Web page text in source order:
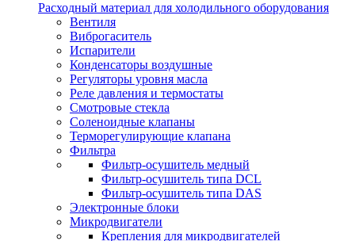
Расходный материал для холодильного оборудования
Вентиля
Виброгаситель
Испарители
Конденсаторы воздушные
Регуляторы уровня масла
Реле давления и термостаты
Смотровые стекла
Соленоидные клапаны
Терморегулирующие клапана
Фильтра
Фильтр-осушитель медный
Фильтр-осушитель типа DCL
Фильтр-осушитель типа DAS
Электронные блоки
Микродвигатели
Крепления для микродвигателей